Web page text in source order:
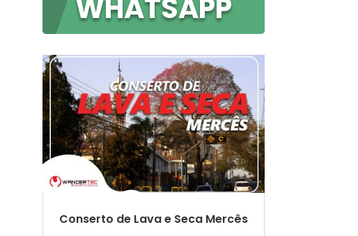
WHATSAPP
Conserto de Lava e Seca Mercês